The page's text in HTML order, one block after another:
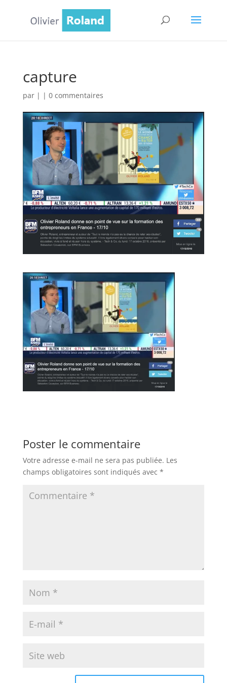
capture
par | | 0 commentaires
Poster le commentaire
Votre adresse e-mail ne sera pas publiée. Les
champs obligatoires sont indiqués avec *